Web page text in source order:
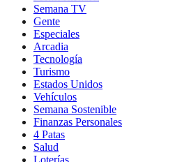
Semana TV
Gente
Especiales
Arcadia
Tecnología
Turismo
Estados Unidos
Vehículos
Semana Sostenible
Finanzas Personales
4 Patas
Salud
Loterías